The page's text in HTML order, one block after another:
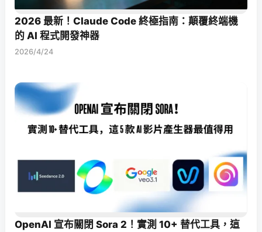
2026 最新！Claude Code 終極指南：顛覆終端機
的 AI 程式開發神器
2026/4/24
OpenAI 宣布關閉 Sora 2！實測 10+ 替代工具，這